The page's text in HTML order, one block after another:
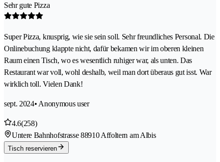
Sehr gute Pizza
Super Pizza, knusprig, wie sie sein soll. Sehr freundliches Personal. Die
Onlinebuchung klappte nicht, dafür bekamen wir im oberen kleinen
Raum einen Tisch, wo es wesentlich ruhiger war, als unten. Das
Restaurant war voll, wohl deshalb, weil man dort überaus gut isst. War
wirklich toll. Vielen Dank!
sept. 2024• Anonymous user
4.6(258)
Untere Bahnhofstrasse 88910 Affoltern am Albis
Tisch reservieren